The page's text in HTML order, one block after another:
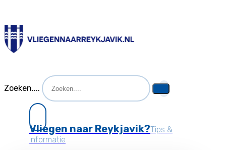
Zoeken....
Vliegen naar Reykjavik?Tips &
informatie